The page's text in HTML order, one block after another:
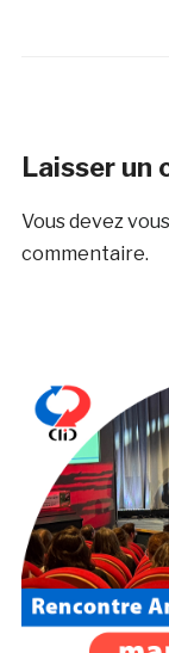
Laisser un
Vous devez
commentaire.